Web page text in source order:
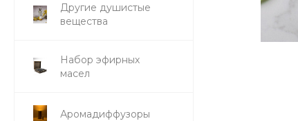
Другие душистые
вещества
Набор эфирных
масел
Аромадиффузоры